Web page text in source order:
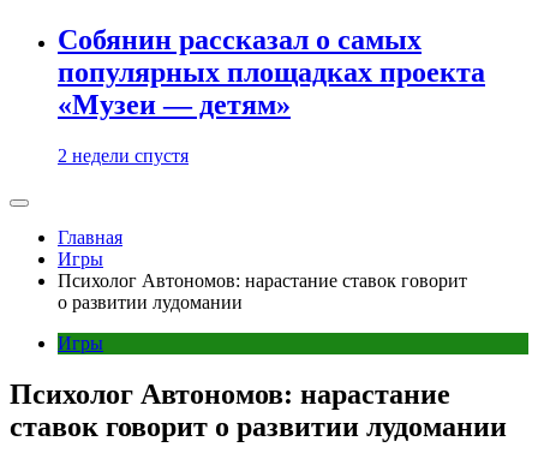
Собянин рассказал о самых
популярных площадках проекта
«Музеи — детям»
2 недели спустя
Главная
Игры
Психолог Автономов: нарастание ставок говорит
о развитии лудомании
Игры
Психолог Автономов: нарастание
ставок говорит о развитии лудомании